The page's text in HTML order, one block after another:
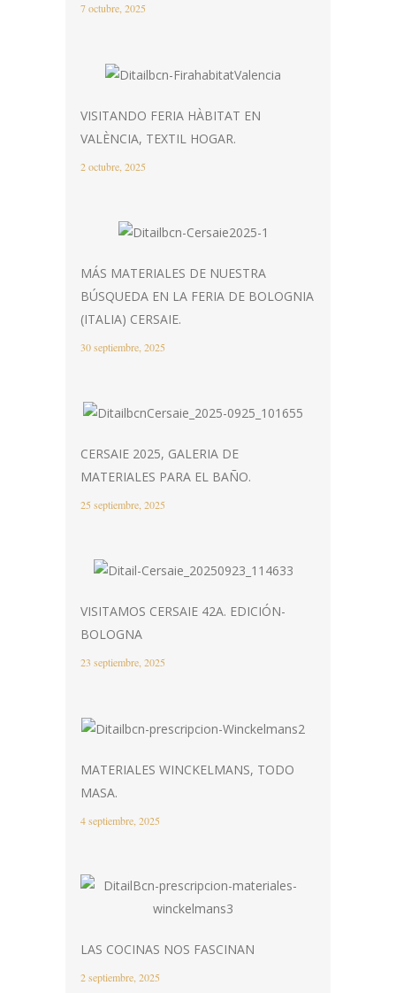
7 octubre, 2025
VISITANDO FERIA HÀBITAT EN
VALÈNCIA, TEXTIL HOGAR.
2 octubre, 2025
MÁS MATERIALES DE NUESTRA
BÚSQUEDA EN LA FERIA DE BOLOGNIA
(ITALIA) CERSAIE.
30 septiembre, 2025
CERSAIE 2025, GALERIA DE
MATERIALES PARA EL BAÑO.
25 septiembre, 2025
VISITAMOS CERSAIE 42A. EDICIÓN-
BOLOGNA
23 septiembre, 2025
MATERIALES WINCKELMANS, TODO
MASA.
4 septiembre, 2025
LAS COCINAS NOS FASCINAN
2 septiembre, 2025